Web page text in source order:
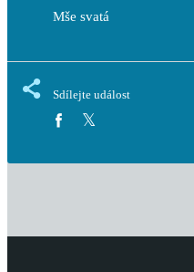
Mše svatá
Sdílejte událost